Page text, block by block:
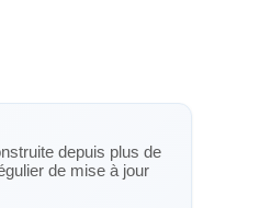
depuis plus de
de mise à jour